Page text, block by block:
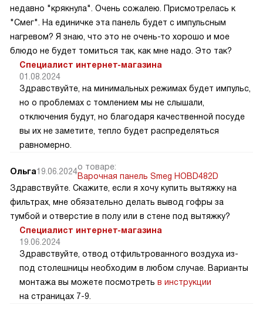
недавно "крякнула". Очень сожалею. Присмотрелась к
"Смег". На единичке эта панель будет с импульсным
нагревом? Я знаю, что это не очень-то хорошо и мое
блюдо не будет томиться так, как мне надо. Это так?
Специалист интернет-магазина
01.08.2024
Здравствуйте, на минимальных режимах будет импульс,
но о проблемах с томлением мы не слышали,
отключения будут, но благодаря качественной посуде
вы их не заметите, тепло будет распределяться
равномерно.
Ольга19.06.2024о товаре:
Варочная панель Smeg HOBD482D
Здравствуйте. Скажите, если я хочу купить вытяжку на
фильтрах, мне обязательно делать вывод гофры за
тумбой и отверстие в полу или в стене под вытяжку?
Специалист интернет-магазина
19.06.2024
Здравствуйте, отвод отфильтрованного воздуха из-
под столешницы необходим в любом случае. Варианты
монтажа вы можете посмотреть в инструкции
на страницах 7-9.